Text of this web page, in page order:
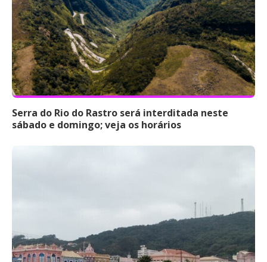
Serra do Rio do Rastro será interditada neste
sábado e domingo; veja os horários